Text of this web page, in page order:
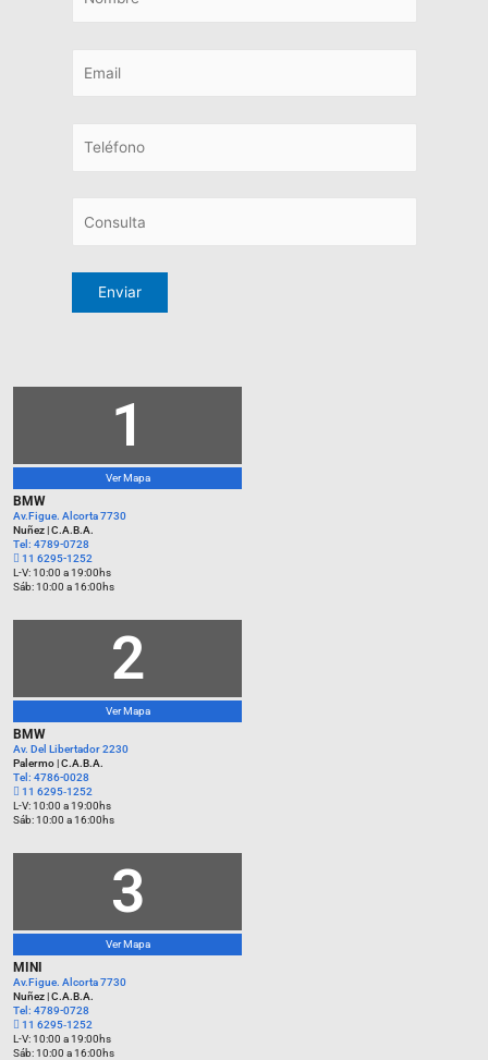
1
Ver Mapa
BMW
Av.Figue. Alcorta 7730
Nuñez | C.A.B.A.
Tel: 4789-0728
‪11 6295-1252‬
L-V: 10:00 a 19:00hs
Sáb: 10:00 a 16:00hs
2
Ver Mapa
BMW
Av. Del Libertador 2230
Palermo | C.A.B.A.
Tel: 4786-0028
‪11 6295‑1252‬
L-V: 10:00 a 19:00hs
Sáb: 10:00 a 16:00hs
3
Ver Mapa
MINI
Av.Figue. Alcorta 7730
Nuñez | C.A.B.A.
Tel: 4789-0728
‪11 6295‑1252‬
L-V: 10:00 a 19:00hs
Sáb: 10:00 a 16:00hs